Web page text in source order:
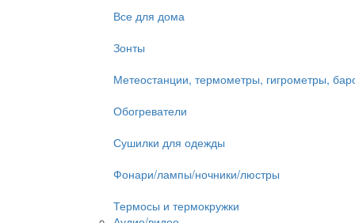
Все для дома
Зонты
Метеостанции, термометры, гигрометры,
Обогреватели
Сушилки для одежды
Фонари/лампы/ночники/люстры
Термосы и термокружки